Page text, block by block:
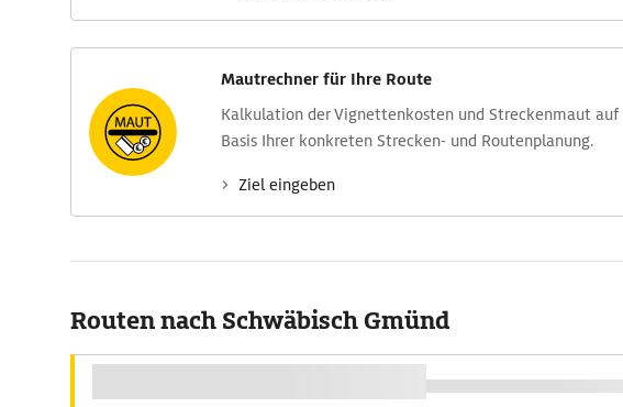
Mautrechner für Ihre Route
Kalkulation der Vignettenkosten und Streckenmaut auf
Basis Ihrer konkreten Strecken- und Routenplanung.
Ziel eingeben
Routen nach Schwäbisch Gmünd